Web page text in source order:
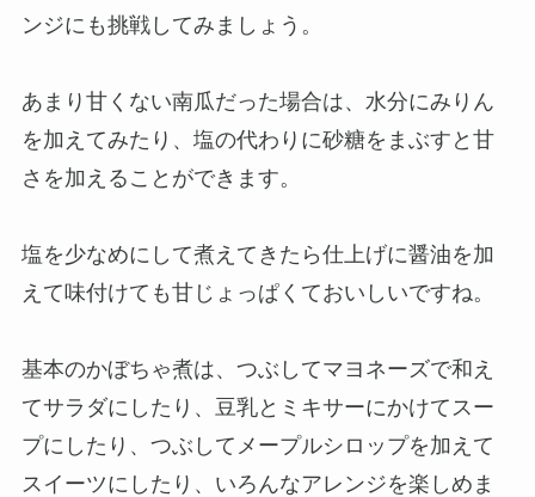
ンジにも挑戦してみましょう。
あまり甘くない南瓜だった場合は、水分にみりん
を加えてみたり、塩の代わりに砂糖をまぶすと甘
さを加えることができます。
塩を少なめにして煮えてきたら仕上げに醤油を加
えて味付けても甘じょっぱくておいしいですね。
基本のかぼちゃ煮は、つぶしてマヨネーズで和え
てサラダにしたり、豆乳とミキサーにかけてスー
プにしたり、つぶしてメープルシロップを加えて
スイーツにしたり、いろんなアレンジを楽しめま